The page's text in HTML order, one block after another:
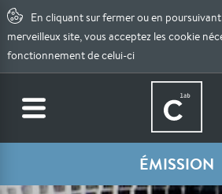
En cliquant sur fermer ou en
merveilleux site, vous acceptez les cookie
fonctionnement de celui-ci
ÉMISSION